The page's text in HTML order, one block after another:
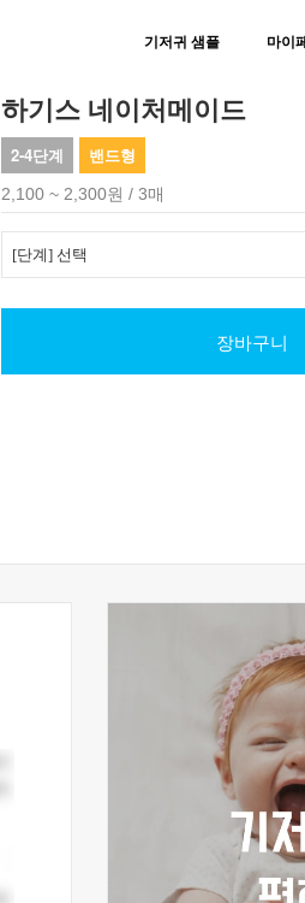
기저귀 샘플 마이
하기스 네이처메이드
2-4단계 밴드형
2,100 ~ 2,300원 / 3매
장바구니